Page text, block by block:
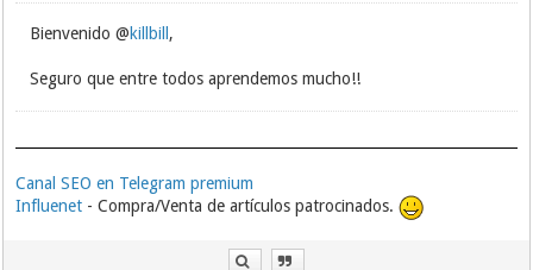
Bienvenido @killbill ,
Seguro que entre todos aprendemos mucho!!
Canal SEO en Telegram premium
Influenet - Compra/Venta de artículos patrocinados.